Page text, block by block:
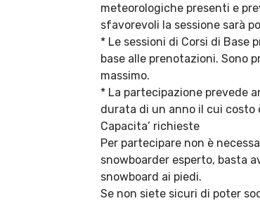
meteorologiche presenti e
sfavorevoli la sessione sarà
* Le sessioni di Corsi di Base
base alle prenotazioni. Sono
massimo.
* La partecipazione prevede
durata di un anno il cui costo
Capacita’ richieste
Per partecipare non è
snowboarder esperto, basta
snowboard ai piedi.
Se non siete sicuri di poter